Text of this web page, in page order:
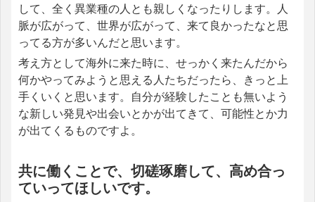
して、全く異業種の人とも親しくなったりします。人
脈が広がって、世界が広がって、来て良かったなと思
ってる方が多いんだと思います。
考え方として海外に来た時に、せっかく来たんだから
何かやってみようと思える人たちだったら、きっと上
手くいくと思います。自分が経験したことも無いよう
な新しい発見や出会いとかが出てきて、可能性とか力
が出てくるものですよ。
共に働くことで、切磋琢磨して、高め合っ
ていってほしいです。